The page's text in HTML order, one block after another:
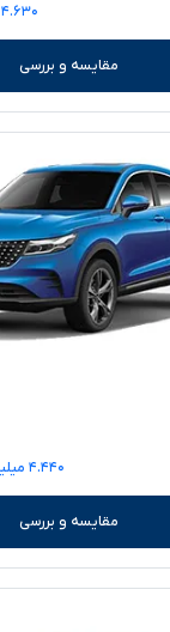
۴.۶۳۰ میلیارد تا ۵ میلیارد تومانءءء
مقایسه و بررسی
۴.۴۴۰ میلیارد تا ۵.۷۸۰ میلیارد تومانءءء
مقایسه و بررسی